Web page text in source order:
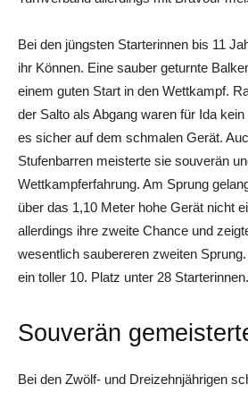
Bei den jüngsten Starterinnen bis 11
ihr Können. Eine sauber geturnte
einem guten Start in den Wettkampf.
der Salto als Abgang waren für Ida
es sicher auf dem schmalen Gerät.
Stufenbarren meisterte sie souverän
Wettkampferfahrung. Am Sprung
über das 1,10 Meter hohe Gerät nicht
allerdings ihre zweite Chance und
wesentlich saubereren zweiten
ein toller 10. Platz unter 28 Starterinnen.
Souverän
Bei den Zwölf- und Dreizehnjährigen